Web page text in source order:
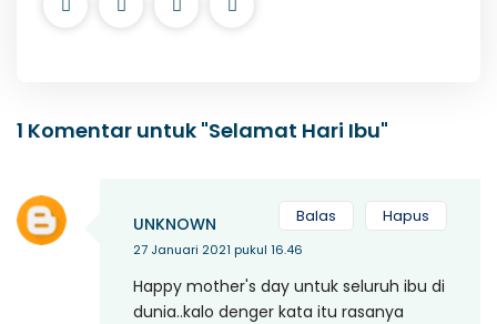
1 Komentar untuk "Selamat Hari Ibu"
UNKNOWN
27 Januari 2021 pukul 16.46
Happy mother's day untuk seluruh ibu di
dunia..kalo denger kata itu rasanya
Balas Hapus